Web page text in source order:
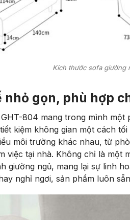
Kích thước sofa giường
nhỏ gọn, phù hợp
804 mang trong mình một
kiệm không gian một cách
môi trường khác nhau, từ
việc tại nhà. Không chỉ là một
giường ngủ, mang lại sự linh
nghỉ ngơi, sản phẩm luôn